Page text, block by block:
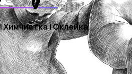
Химчистка | Оклейка